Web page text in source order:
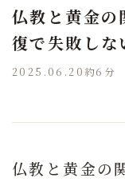
仏教と黄金の
復で失敗しな
2025.06.20 約6分
仏教と黄金の